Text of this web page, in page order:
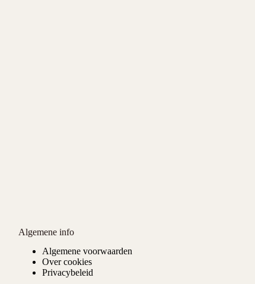
Algemene info
Algemene voorwaarden
Over cookies
Privacybeleid